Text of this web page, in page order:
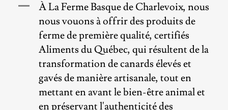
À La Ferme Basque de Charlevoix, nous
nous vouons à offrir des produits de
ferme de première qualité, certifiés
Aliments du Québec, qui résultent de la
transformation de canards élevés et
gavés de manière artisanale, tout en
mettant en avant le bien-être animal et
en préservant l'authenticité des